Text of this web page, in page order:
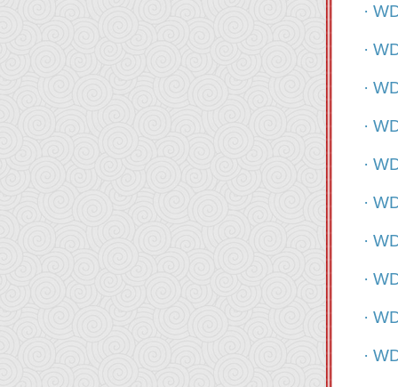
·
·
·
·
·
·
·
·
·
·